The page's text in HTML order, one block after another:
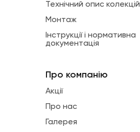
Технічний опис колекцій
Монтаж
Інструкції і нормативна
документація
Про компанію
Акції
Про нас
Галерея